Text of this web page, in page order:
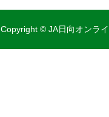
Copyright © JA日向オンラ